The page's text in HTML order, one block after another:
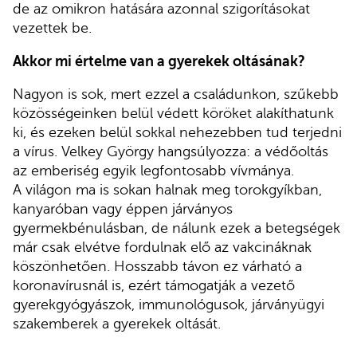
de az omikron hatására azonnal szigorításokat
vezettek be.
Akkor mi értelme van a gyerekek oltásának?
Nagyon is sok, mert ezzel a családunkon, szűkebb
közösségeinken belül védett köröket alakíthatunk
ki, és ezeken belül sokkal nehezebben tud terjedni
a vírus. Velkey György hangsúlyozza: a védőoltás
az emberiség egyik legfontosabb vívmánya.
A világon ma is sokan halnak meg torokgyíkban,
kanyaróban vagy éppen járványos
gyermekbénulásban, de nálunk ezek a betegségek
már csak elvétve fordulnak elő az vakcináknak
köszönhetően. Hosszabb távon ez várható a
koronavírusnál is, ezért támogatják a vezető
gyerekgyógyászok, immunológusok, járványügyi
szakemberek a gyerekek oltását.